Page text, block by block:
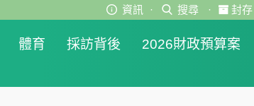
資訊 · 搜尋 · 封存
體育 採訪背後 2026財政預算案